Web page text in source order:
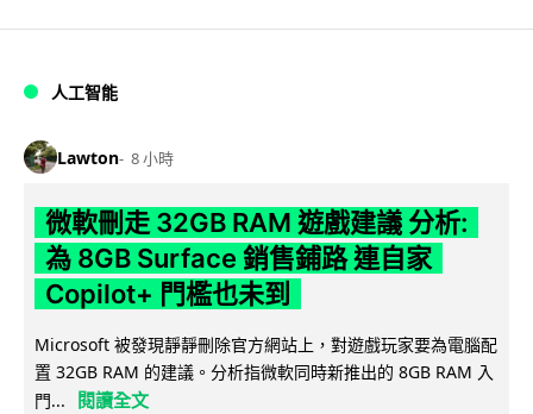
人工智能
Lawton 8 小時
微軟刪走 32GB RAM 遊戲建議 分析:
為 8GB Surface 銷售鋪路 連自家
Copilot+ 門檻也未到
Microsoft 被發現靜靜刪除官方網站上，對遊戲玩家要為電腦配
置 32GB RAM 的建議。分析指微軟同時新推出的 8GB RAM 入
門...
閱讀全文